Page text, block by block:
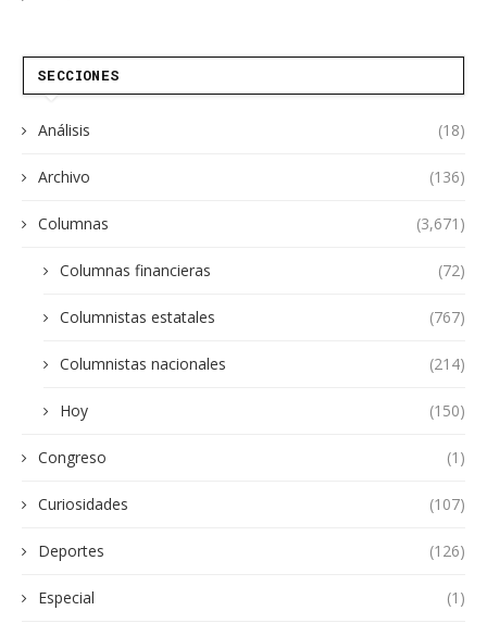
SECCIONES
Análisis (18)
Archivo (136)
Columnas (3,671)
Columnas financieras (72)
Columnistas estatales (767)
Columnistas nacionales (214)
Hoy (150)
Congreso (1)
Curiosidades (107)
Deportes (126)
Especial (1)